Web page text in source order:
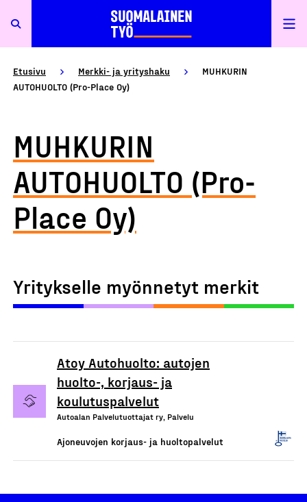
Etusivu Merkki- ja yrityshaku
MUHKURIN
AUTOHUOLTO (Pro-Place Oy)
MUHKURIN
AUTOHUOLTO (Pro-
Place Oy)
Yritykselle myönnetyt merkit
Atoy Autohuolto: autojen
huolto-, korjaus- ja
koulutuspalvelut
Autoalan Palvelutuottajat ry, Palvelu
Ajoneuvojen korjaus- ja huoltopalvelut